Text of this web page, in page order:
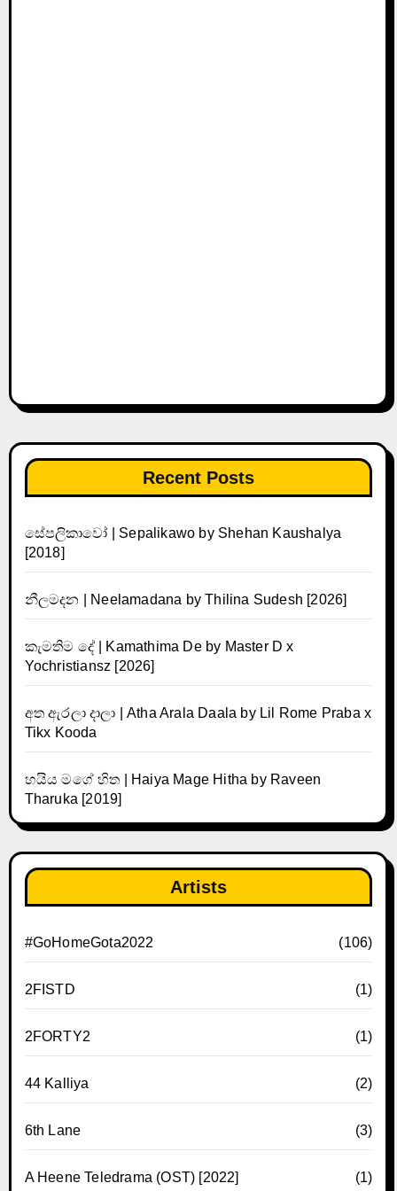
Recent Posts
සේපලිකාවෝ | Sepalikawo by Shehan Kaushalya
[2018]
නීලමදන | Neelamadana by Thilina Sudesh [2026]
කැමතිම දේ | Kamathima De by Master D x
Yochristiansz [2026]
අත ඇරලා දාලා | Atha Arala Daala by Lil Rome Praba x
Tikx Kooda
හයිය මගේ හිත | Haiya Mage Hitha by Raveen
Tharuka [2019]
Artists
#GoHomeGota2022 (106)
2FISTD (1)
2FORTY2 (1)
44 Kalliya (2)
6th Lane (3)
A Heene Teledrama (OST) [2022] (1)